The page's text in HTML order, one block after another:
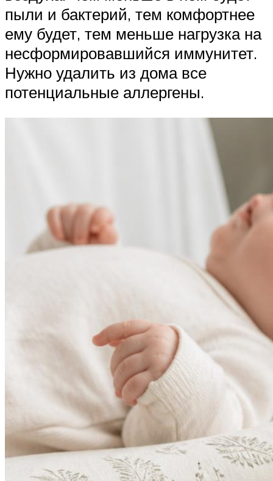
пыли и бактерий, тем комфортнее
ему будет, тем меньше нагрузка на
несформировавшийся иммунитет.
Нужно удалить из дома все
потенциальные аллергены.